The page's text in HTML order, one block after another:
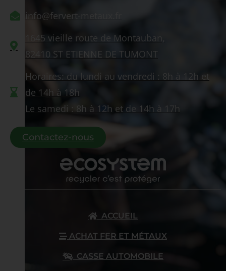
info@fervert-metaux.fr
1645 vieille route de Montauban,
82410 ST ETIENNE DE TUMONT
Horaires: du lundi au vendredi : 8h à 12h et
de 14h à 18h
Le samedi : 8h à 12h et de 14h à 17h
Contactez-nous
ACCUEIL
ACHAT FER ET MÉTAUX
CASSE AUTOMOBILE